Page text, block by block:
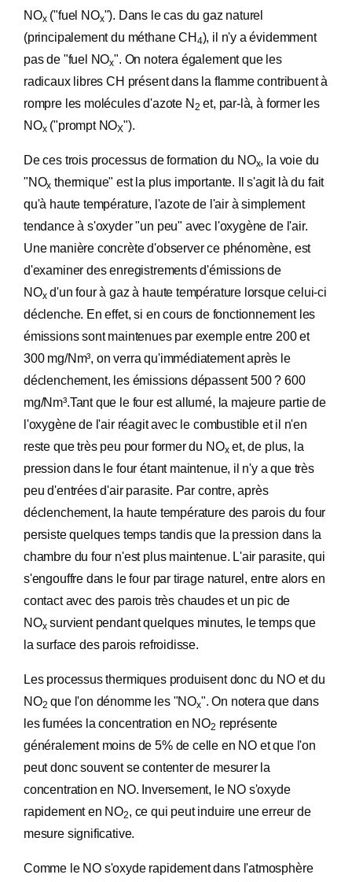
NOx("fuel NOx"). Dans le cas du gaz naturel
(principalement du méthane CH 4), il n'y a évidemment
pas de "fuel NOx". On notera également que les
radicaux libres CH présent dans la flamme contribuent à
rompre les molécules d'azote N 2 et, par-là, à former les
NOx("prompt NOX").
De ces trois processus de formation du NOx, la voie du
"NOx thermique" est la plus importante. Il s'agit là du fait
qu'à haute température, l'azote de l'air à simplement
tendance à s'oxyder "un peu" avec l'oxygène de l'air.
Une manière concrète d'observer ce phénomène, est
d'examiner des enregistrements d'émissions de
NOxd'un four à gaz à haute température lorsque celui-ci
déclenche. En effet, si en cours de fonctionnement les
émissions sont maintenues par exemple entre 200 et
300 mg/Nm³, on verra qu'immédiatement après le
déclenchement, les émissions dépassent 500 ? 600
mg/Nm³.Tant que le four est allumé, la majeure partie de
l'oxygène de l'air réagit avec le combustible et il n'en
reste que très peu pour former du NOxet, de plus, la
pression dans le four étant maintenue, il n'y a que très
peu d'entrées d'air parasite. Par contre, après
déclenchement, la haute température des parois du four
persiste quelques temps tandis que la pression dans la
chambre du four n'est plus maintenue. L'air parasite, qui
s'engouffre dans le four par tirage naturel, entre alors en
contact avec des parois très chaudes et un pic de
NOxsurvient pendant quelques minutes, le temps que
la surface des parois refroidisse.
Les processus thermiques produisent donc du NO et du
NO2 que l'on dénomme les "NOx". On notera que dans
les fumées la concentration en NO2 représente
généralement moins de 5% de celle en NO et que l'on
peut donc souvent se contenter de mesurer la
concentration en NO. Inversement, le NO s'oxyde
rapidement en NO2, ce qui peut induire une erreur de
mesure significative.
Comme le NO s'oxyde rapidement dans l'atmosphère